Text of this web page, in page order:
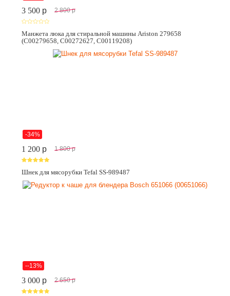
3 500 p 2 800 p
Манжета люка для стиральной машины Ariston 279658
(C00279658, C00272627, C00119208)
-34%
1 200 p 1 800 p
Шнек для мясорубки Tefal SS-989487
--13%
3 000 p 2 650 p